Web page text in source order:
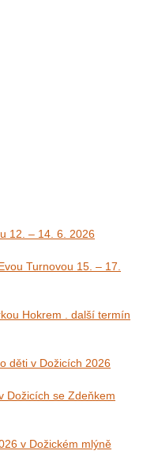
12. – 14. 6. 2026
15. – 17.
Hokrem . další termín
děti v Dožicích 2026
Dožicích se Zdeňkem
v Dožickém mlýně